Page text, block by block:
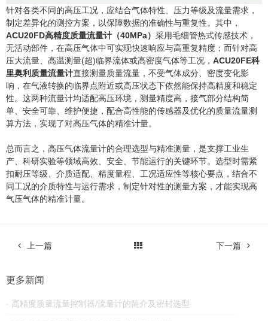
针对各类不同的高压工况，应结合气体特性、压力等级及流量需求，
制定差异化的测控方案，以保障数据的准确性与重复性。其中，
ACU20FD高精度质量流量计（40MPa） 采用毛细管热式传感技术，
无活动部件，在高压气体中可实现快速响应与高重复精度；而针对高
压大流量、高温测量(超)临界流体或高密度气体等工况， ACU20FE科
里奥利质量流量计直接测量质量流量，不受气体成分、密度变化影
响，在气液转换的临界点附近或高压状态下依然能保持高精度和稳定
性。这两种流量计均适配高压环境，测量精度高，接气部分结构简
单、安全可靠、维护便捷，配合高性能的传感器及优化的质量流量测
算方法，实现了对高压气体的精准计量。
总而言之，高压气体流量计的合理选型与精准测量，是支撑工业生
产、科研实验等领域高效、安全、节能运行的关键环节。选型时需紧
扣耐压等级、介质适配、精度量程、工况适应性等核心要点，结合不
同工况的介质特性与运行需求，制定针对性的测量方案，才能实现高
气压气体的精准计量。
上一篇 下一篇
更多新闻
· 高精度质量流量控制器/流量计的简介及密封选型